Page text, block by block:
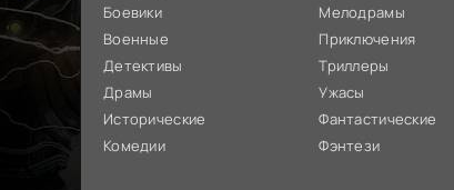
Боевики
Военные
Детективы
Драмы
Исторические
Комедии
Мелодрамы
Приключения
Триллеры
Ужасы
Фантастические
Фэнтези